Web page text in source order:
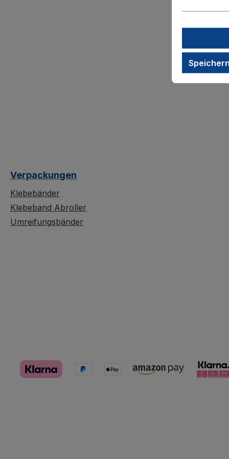
Verpackungen
Klebebänder
Klebeband Abroller
Umreifungsbänder
Speichern